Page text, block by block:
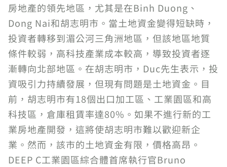
房地產的領先地區，尤其是在Binh Duong、
Dong Nai和胡志明市。當土地資金變得短缺時，
投資者轉移到湄公河三角洲地區，但該地區地質
條件較弱，高科技產業成本較高，導致投資者逐
漸轉向北部地區。在胡志明市，Duc先生表示，投
資吸引力持續發展，但現有問題是土地資金。目
前，胡志明市有18個出口加工區、工業園區和高
科技區，倉庫租賃率達80%。如果不進行新的工
業房地產開發，這將使胡志明市難以歡迎新企
業。然而，該市的土地資金有限，價格高昂。
DEEP C工業園區綜合體首席執行官Bruno